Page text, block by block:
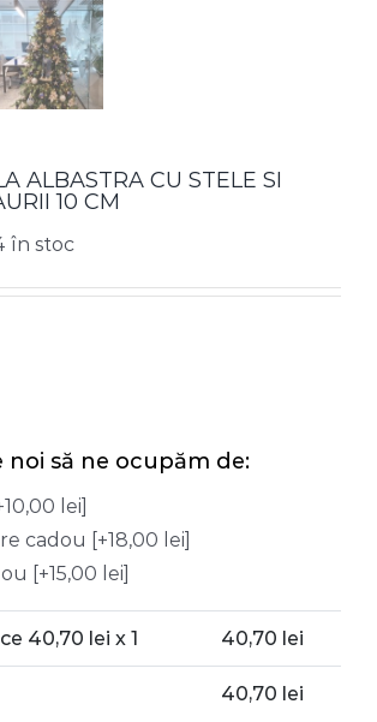
ALBASTRA CU STELE SI
10 CM
în stoc
noi să ne ocupăm de:
lei]
cadou
[+18,00 lei]
[+15,00 lei]
40,70 lei x 1 40,70 lei
40,70 lei